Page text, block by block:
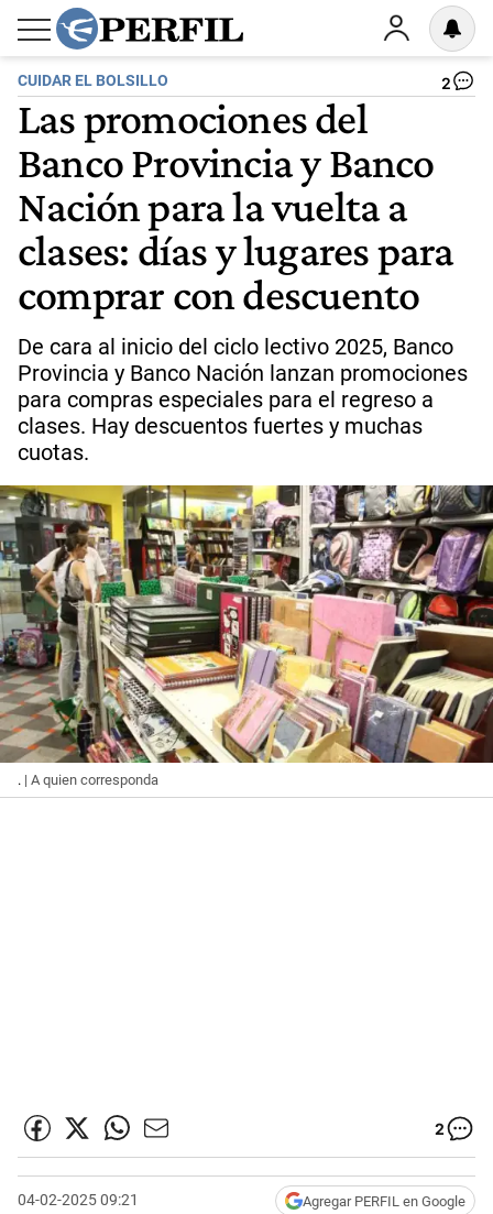
CUIDAR EL BOLSILLO 2
Las promociones del
Banco Provincia y Banco
Nación para la vuelta a
clases: días y lugares para
comprar con descuento
De cara al inicio del ciclo lectivo 2025, Banco
Provincia y Banco Nación lanzan promociones
para compras especiales para el regreso a
clases. Hay descuentos fuertes y muchas
cuotas.
. | A quien corresponda
2
04-02-2025 09:21 Agregar PERFIL en Google